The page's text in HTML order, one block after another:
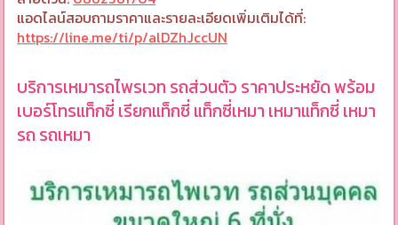
แอดไลน์สอบถามราคาและรายละเอียดเพิ่มเติมได้ที่:
https://line.me/ti/p/alDZhJccUN
บริการเหมารถไพรเวท รถส่วนตัว ราคาประหยัด พร้อม
เบอร์โทรแท็กซี่ เรียกแท็กซี่ แท็กซี่เหมา เหมาแท็กซี่ เหมา
รถ รถเหมา